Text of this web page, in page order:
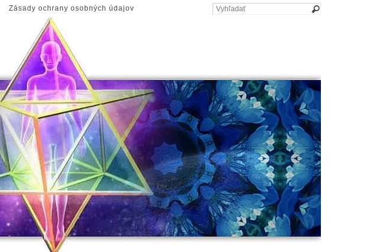
Zásady ochrany osobných údajov